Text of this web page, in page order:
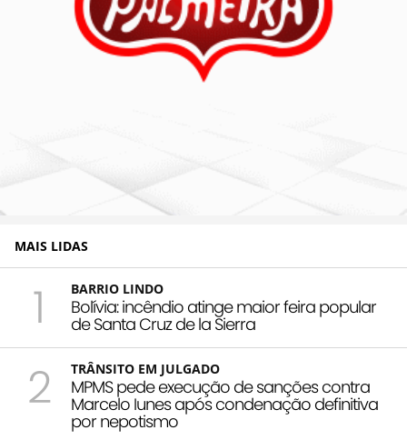
MAIS LIDAS
1 BARRIO LINDO
Bolívia: incêndio atinge maior feira popular
de Santa Cruz de la Sierra
2 TRÂNSITO EM JULGADO
MPMS pede execução de sanções contra
Marcelo Iunes após condenação definitiva
por nepotismo